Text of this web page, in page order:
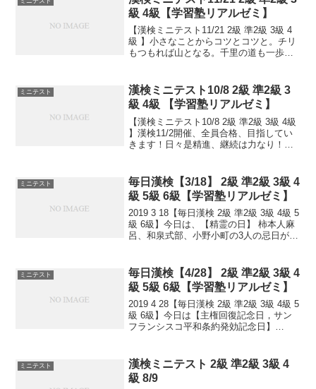
級 4級【学習塾リアルゼミ】
【漢検ミニテスト11/21 2級 準2級 3級 4
級 】小さなことからコツとコツと。チリ
もつもれば山となる。千里の道も一歩か
ミニテスト
漢検ミニテスト10/8 2級 準2級 3
級 4級 【学習塾リアルゼミ】
【漢検ミニテスト10/8 2級 準2級 3級 4級
】漢検11/2開催、全員合格、目指してい
きます！日々是精進、継続は力なり！毎
ミニテスト
毎日漢検【3/18】 2級 準2級 3級 4
級 5級 6級【学習塾リアルゼミ】
2019 3 18【毎日漢検 2級 準2級 3級 4級 5
級 6級】今日は、【精霊の日】 柿本人麻
呂、和泉式部、小野小町の3人の忌日がこ
忌，人麿忌】歌人・柿本人麻呂（か...
ミニテスト
毎日漢検【4/28】 2級 準2級 3級 4
級 5級 6級【学習塾リアルゼミ】
2019 4 28【毎日漢検 2級 準2級 3級 4級 5
級 6級】今日は【主権回復記念日，サン
フランシスコ平和条約発効記念日】
ランシスコ平和条約)が発効し...
ミニテスト
漢検ミニテスト 2級 準2級 3級 4
級 8/9